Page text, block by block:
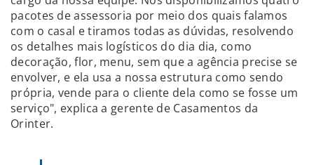
pacotes de assessoria por meio dos quais falamos
com o casal e tiramos todas as dúvidas, resolvendo
os detalhes mais logísticos do dia dia, como
decoração, flor, menu, sem que a agência precise se
envolver, e ela usa a nossa estrutura como sendo
própria, vende para o cliente dela como se fosse um
serviço", explica a gerente de Casamentos da
Orinter.